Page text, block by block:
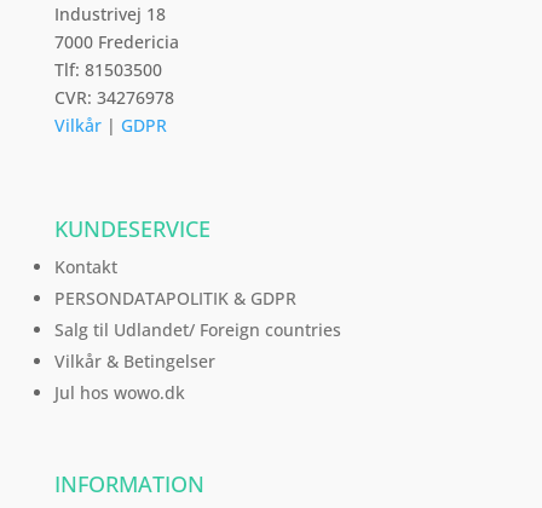
Industrivej 18
7000 Fredericia
Tlf: 81503500
CVR: 34276978
Vilkår| GDPR
KUNDESERVICE
Kontakt
PERSONDATAPOLITIK & GDPR
Salg til Udlandet/ Foreign countries
Vilkår & Betingelser
Jul hos wowo.dk
INFORMATION